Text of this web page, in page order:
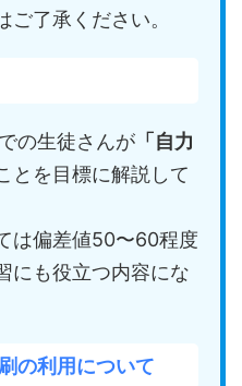
了承ください。
の生徒さんが 「自力
とを目標に解説して
は偏差値50〜60程度
にも役立つ内容にな
の利用について